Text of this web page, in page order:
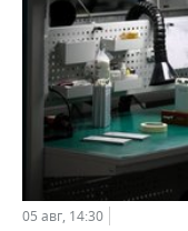
05 авг, 14:30